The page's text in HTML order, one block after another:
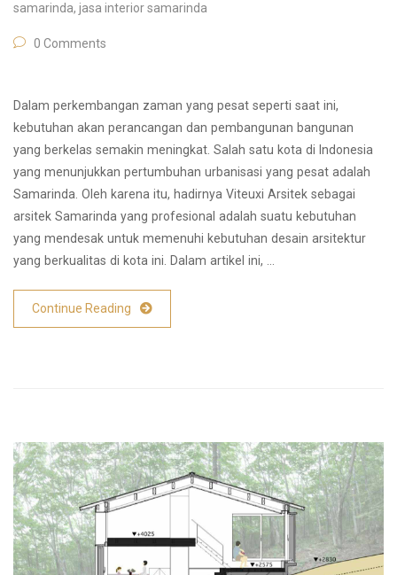
samarinda, jasa interior samarinda
0 Comments
Dalam perkembangan zaman yang pesat seperti saat ini,
kebutuhan akan perancangan dan pembangunan bangunan
yang berkelas semakin meningkat. Salah satu kota di Indonesia
yang menunjukkan pertumbuhan urbanisasi yang pesat adalah
Samarinda. Oleh karena itu, hadirnya Viteuxi Arsitek sebagai
arsitek Samarinda yang profesional adalah suatu kebutuhan
yang mendesak untuk memenuhi kebutuhan desain arsitektur
yang berkualitas di kota ini. Dalam artikel ini, …
Continue Reading